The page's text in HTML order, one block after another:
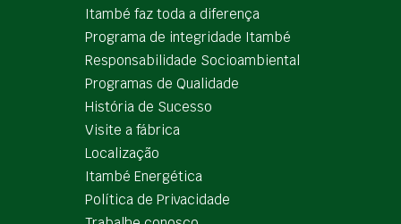
Itambé faz toda a diferença
Programa de integridade Itambé
Responsabilidade Socioambiental
Programas de Qualidade
História de Sucesso
Visite a fábrica
Localização
Itambé Energética
Política de Privacidade